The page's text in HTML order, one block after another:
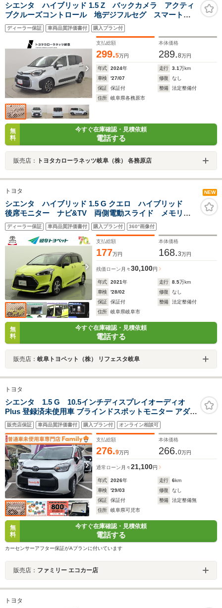
シエンタ ハイブリッド 1.5 Z バックカメラ アクティ
ブクルーズコントロール 地デジフルセグ スマートエ
ントリー ETC付き AAC 盗難防止システム メモリ
ーナビ 1オーナー LEDライト パワーウィンドウ
ディーラー保証 車両品質評価書付 購入プラン付
支払総額
299.5万円
本体価格
289.8万円
年式 2024年 走行 3.1万km
車検
'27/07 修復
なし
保証
保証付 整備
法定整備付
住所
岐阜県各務原市
無
料
今すぐ在庫確認・見積依頼
電話する
販売店： トヨタカローラネッツ岐阜（株） 各務原店
トヨタ NEW
シエンタ ハイブリッド 1.5 G クエロ ハイブリッド
後席モニター ナビ&TV 両側電動スライド メモリー
ナビ フルセグ バックカメラ ドラレコ DVD再生
ミュージックプレイヤー接続可 衝突被害軽減システ
ム ETC 3列シート フルエアロ
ディーラー保証 車両品質評価書付 購入プラン付 360°画像付
支払総額
177万円
本体価格
168.3万円
残価ローン 月々30,100円
年式 2021年 走行 8.5万km
車検
'28/02 修復
なし
保証
保証付 整備
法定整備付
住所
岐阜県岐阜市
無
料
今すぐ在庫確認・見積依頼
電話する
販売店： 岐阜トヨペット（株） リフェスタ岐阜
トヨタ
シエンタ 1.5 G 10.5インチディスプレイオーディオ
Plus 登録済未使用車 ブラインドスポットモニター アダプ
ティブクルーズコントロール リアトラフィックモニター
フロント・サイド・バックカメラ 両側電動スライドドア
3列シート
販売店保証 車両品質評価書付 購入プラン付 オンライン相談可
支払総額
276.9万円
本体価格
266.0万円
通常ローン 月々21,100円
年式 2026年 走行 6km
車検
'29/03 修復
なし
保証
保証付 整備
法定整備無
住所
岐阜県可児市
無
料
今すぐ在庫確認・見積依頼
電話する
カーセンサーアフター保証がAプランに付いています
販売店： ファミリー エコカー店
トヨタ